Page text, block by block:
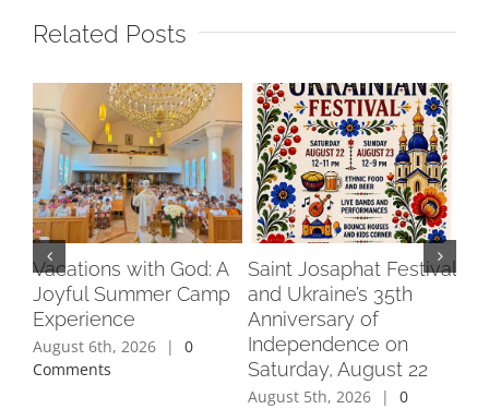
Related Posts
Vacations with God: A
Joyful Summer Camp
Experience
August 6th, 2026 |
0
Comments
Saint Josaphat Festival
and Ukraine’s 35th
Anniversary of
Independence on
Saturday, August 22
August 5th, 2026 |
0